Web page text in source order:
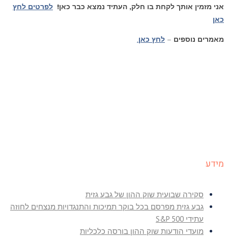
אני מזמין אותך לקחת בו חלק, העתיד נמצא כבר כאן! לפרטים לחץ
כאן
מאמרים נוספים – לחץ כאן.
מידע
סקירה שבועית שוק ההון של גבע גזית
גבע גזית מפרסם בכל בוקר תמיכות והתנגדויות מנצחים לחוזה
עתידי S&P 500
מועדי הודעות שוק ההון בורסה כלכליות